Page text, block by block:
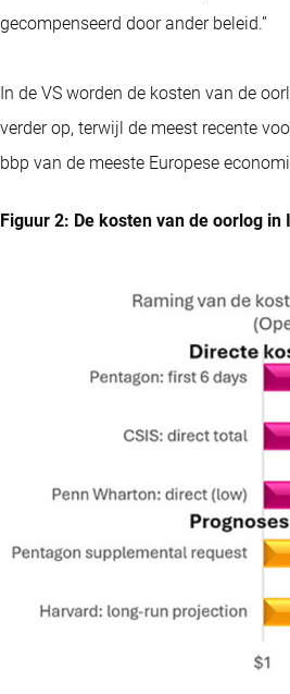
gecompenseerd door ander beleid.”
In de VS worden de kosten van de
verder op, terwijl de meest recente
bbp van de meeste Europese
Figuur 2: De kosten van de oorlog